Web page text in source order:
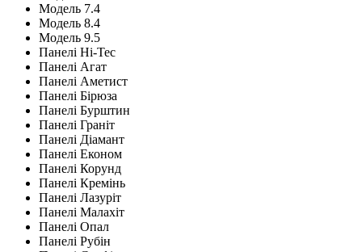
Модель 7.4
Модель 8.4
Модель 9.5
Панелі Hi-Tec
Панелі Агат
Панелі Аметист
Панелі Бірюза
Панелі Бурштин
Панелі Граніт
Панелі Діамант
Панелі Економ
Панелі Корунд
Панелі Кремінь
Панелі Лазуріт
Панелі Малахіт
Панелі Опал
Панелі Рубін